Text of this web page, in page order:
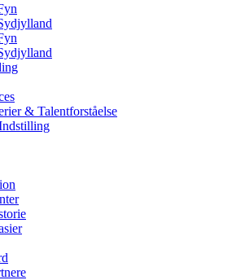
& Talentforståelse